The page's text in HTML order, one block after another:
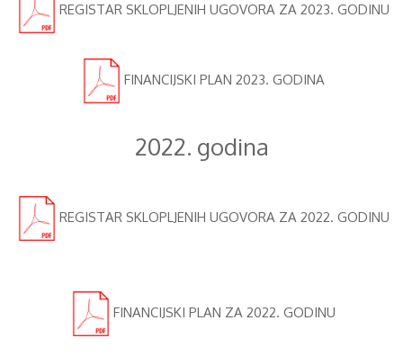
REGISTAR SKLOPLJENIH UGOVORA ZA 2023. GODINU
FINANCIJSKI PLAN 2023. GODINA
2022. godina
REGISTAR SKLOPLJENIH UGOVORA ZA 2022. GODINU
FINANCIJSKI PLAN ZA 2022. GODINU